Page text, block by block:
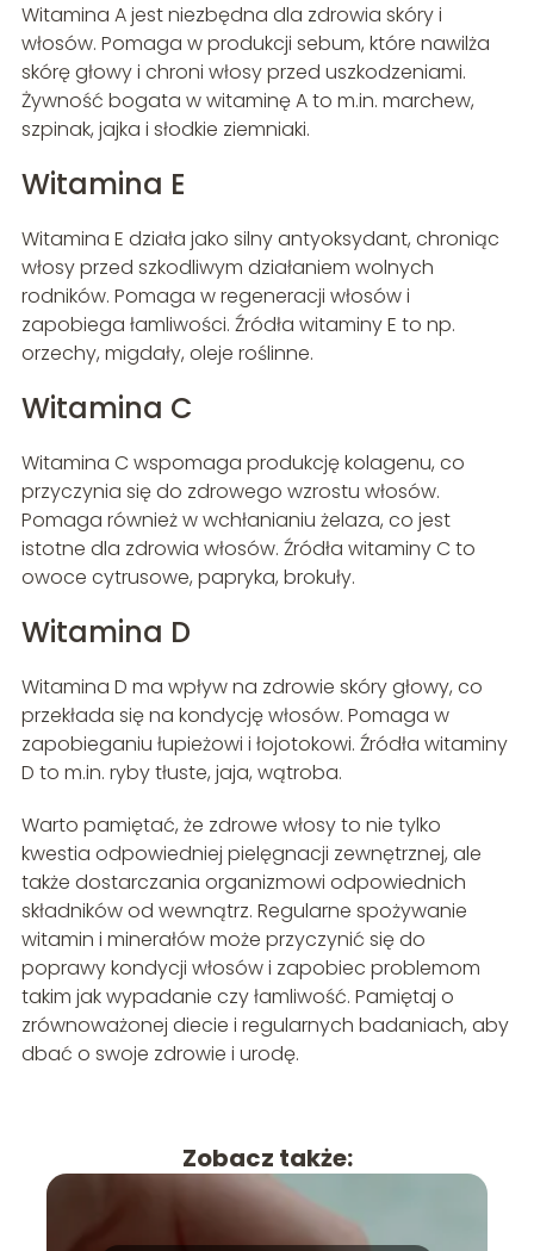
Witamina A jest niezbędna dla zdrowia skóry i
włosów. Pomaga w produkcji sebum, które nawilża
skórę głowy i chroni włosy przed uszkodzeniami.
Żywność bogata w witaminę A to m.in. marchew,
szpinak, jajka i słodkie ziemniaki.
Witamina E
Witamina E działa jako silny antyoksydant, chroniąc
włosy przed szkodliwym działaniem wolnych
rodników. Pomaga w regeneracji włosów i
zapobiega łamliwości. Źródła witaminy E to np.
orzechy, migdały, oleje roślinne.
Witamina C
Witamina C wspomaga produkcję kolagenu, co
przyczynia się do zdrowego wzrostu włosów.
Pomaga również w wchłanianiu żelaza, co jest
istotne dla zdrowia włosów. Źródła witaminy C to
owoce cytrusowe, papryka, brokuły.
Witamina D
Witamina D ma wpływ na zdrowie skóry głowy, co
przekłada się na kondycję włosów. Pomaga w
zapobieganiu łupieżowi i łojotokowi. Źródła witaminy
D to m.in. ryby tłuste, jaja, wątroba.
Warto pamiętać, że zdrowe włosy to nie tylko
kwestia odpowiedniej pielęgnacji zewnętrznej, ale
także dostarczania organizmowi odpowiednich
składników od wewnątrz. Regularne spożywanie
witamin i minerałów może przyczynić się do
poprawy kondycji włosów i zapobiec problemom
takim jak wypadanie czy łamliwość. Pamiętaj o
zrównoważonej diecie i regularnych badaniach, aby
dbać o swoje zdrowie i urodę.
Zobacz także: